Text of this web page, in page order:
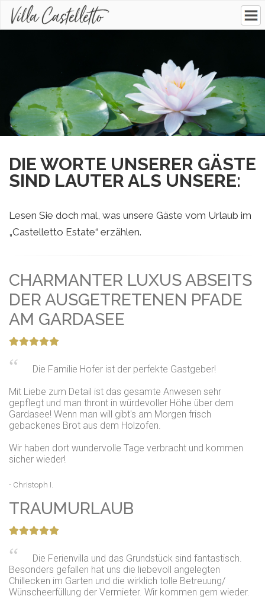
DIE WORTE UNSERER GÄSTE
SIND LAUTER ALS UNSERE:
Lesen Sie doch mal, was unsere Gäste vom Urlaub im
„Castelletto Estate“ erzählen.
CHARMANTER LUXUS ABSEITS
DER AUSGETRETENEN PFADE
AM GARDASEE
Die Familie Hofer ist der perfekte Gastgeber!
Mit Liebe zum Detail ist das gesamte Anwesen sehr
gepflegt und man thront in würdevoller Höhe über dem
Gardasee! Wenn man will gibt's am Morgen frisch
gebackenes Brot aus dem Holzofen.
Wir haben dort wundervolle Tage verbracht und kommen
sicher wieder!
- Christoph I.
TRAUMURLAUB
Die Ferienvilla und das Grundstück sind fantastisch.
Besonders gefallen hat uns die liebevoll angelegten
Chillecken im Garten und die wirklich tolle Betreuung/
Wünscheerfüllung der Vermieter. Wir kommen gern wieder.